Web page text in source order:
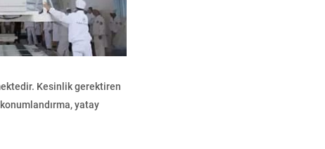
Kesinlik gerektiren
yatay